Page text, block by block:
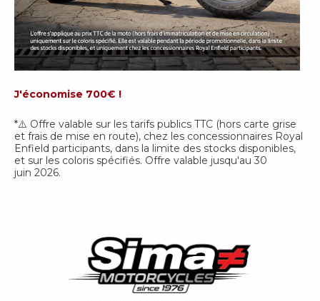
J'économise 700€ !
*⚠️ Offre valable sur les tarifs publics TTC (hors carte grise
et frais de mise en route), chez les concessionnaires Royal
Enfield participants, dans la limite des stocks disponibles,
et sur les coloris spécifiés. Offre valable jusqu'au 30
juin 2026.